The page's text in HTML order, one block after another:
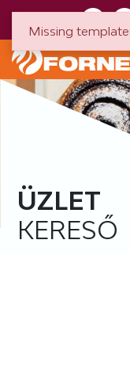
ÜZLET
KERESŐ
Missing